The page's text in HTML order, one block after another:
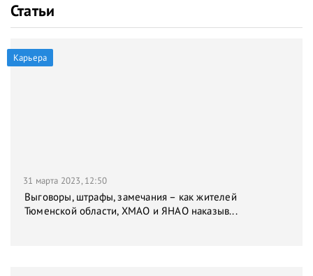
Статьи
Карьера
31 марта 2023, 12:50
Выговоры, штрафы, замечания – как жителей
Тюменской области, ХМАО и ЯНАО наказыв...